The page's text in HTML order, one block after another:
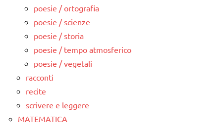
poesie / ortografia
poesie / scienze
poesie / storia
poesie / tempo atmosferico
poesie / vegetali
racconti
recite
scrivere e leggere
MATEMATICA